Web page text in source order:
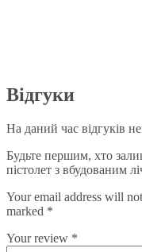
Відгуки
На даний час відгуків
Будьте першим, хто
пістолет з вбудованим
Your email address will
marked *
Your review *